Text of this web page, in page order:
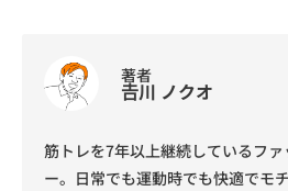
著者
𠮷川 ノクオ
筋トレを7年以上継続しているフ
ー。日常でも運動時でも快適でモ